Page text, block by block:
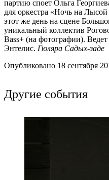
партию споет Ольга
для оркестра «Ночь на
этот же день на сцене
уникальный коллектив
Bass+ (на фотографии).
Энтелис. Гюляра Садых-заде
Опубликовано 18 сентября
Другие события